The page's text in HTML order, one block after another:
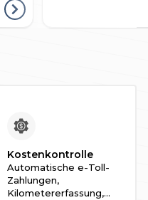
Kostenkontrolle
Automatische e-Toll-
Zahlungen,
Kilometererfassung,